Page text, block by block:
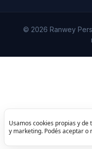
Usamos cookies propias y
y marketing. Podés aceptar o
© 2026 Ranwey